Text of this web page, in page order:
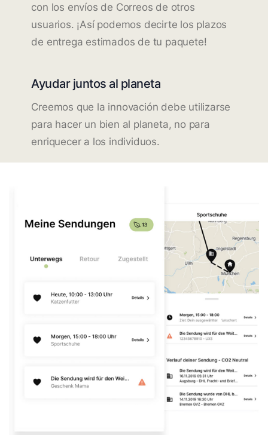
con los envíos de Correos de otros
usuarios. ¡Así podemos decirte los plazos
de entrega estimados de tu paquete!
Ayudar juntos al planeta
Creemos que la innovación debe utilizarse
para hacer un bien al planeta, no para
enriquecer a los individuos.